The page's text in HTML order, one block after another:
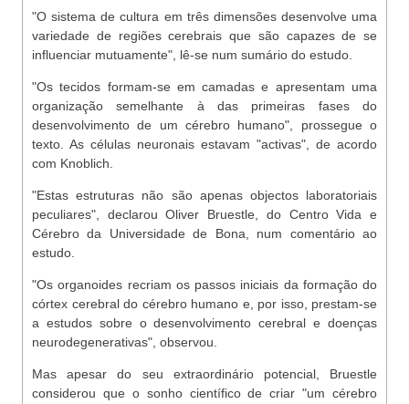
"O sistema de cultura em três dimensões desenvolve uma
variedade de regiões cerebrais que são capazes de se
influenciar mutuamente", lê-se num sumário do estudo.
"Os tecidos formam-se em camadas e apresentam uma
organização semelhante à das primeiras fases do
desenvolvimento de um cérebro humano", prossegue o
texto. As células neuronais estavam "activas", de acordo
com Knoblich.
"Estas estruturas não são apenas objectos laboratoriais
peculiares", declarou Oliver Bruestle, do Centro Vida e
Cérebro da Universidade de Bona, num comentário ao
estudo.
"Os organoides recriam os passos iniciais da formação do
córtex cerebral do cérebro humano e, por isso, prestam-se
a estudos sobre o desenvolvimento cerebral e doenças
neurodegenerativas", observou.
Mas apesar do seu extraordinário potencial, Bruestle
considerou que o sonho científico de criar "um cérebro